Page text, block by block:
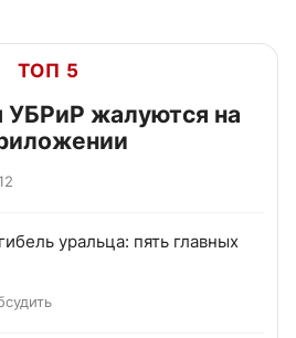
ТОП 5
УБРиР жалуются на
уральца: пять главных